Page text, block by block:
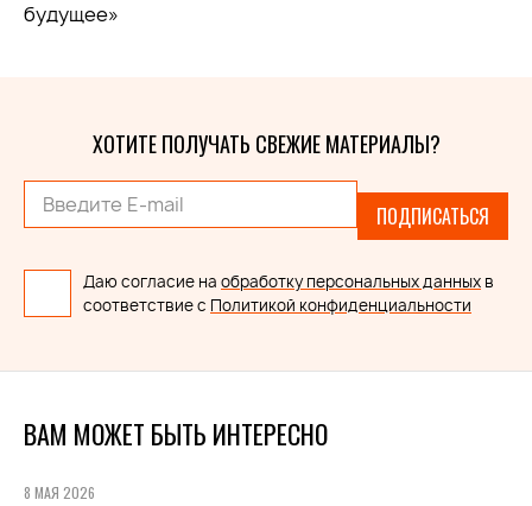
будущее»
ХОТИТЕ ПОЛУЧАТЬ СВЕЖИЕ МАТЕРИАЛЫ?
ПОДПИСАТЬСЯ
Даю согласие на обработку персональных данных в
соответствие с Политикой конфиденциальности
ВАМ МОЖЕТ БЫТЬ ИНТЕРЕСНО
8 МАЯ 2026